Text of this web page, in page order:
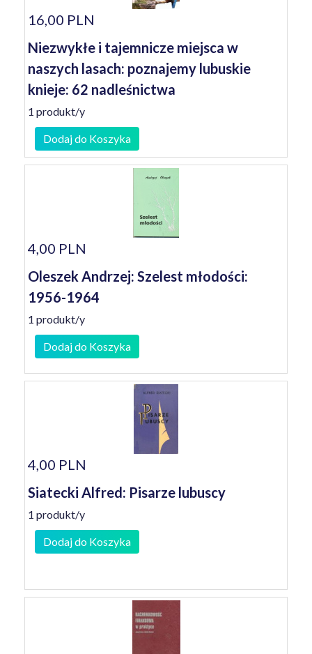
16,00 PLN
Niezwykłe i tajemnicze miejsca w
naszych lasach: poznajemy lubuskie
knieje: 62 nadleśnictwa
1 produkt/y
Dodaj do Koszyka
4,00 PLN
Oleszek Andrzej: Szelest młodości:
1956-1964
1 produkt/y
Dodaj do Koszyka
4,00 PLN
Siatecki Alfred: Pisarze lubuscy
1 produkt/y
Dodaj do Koszyka